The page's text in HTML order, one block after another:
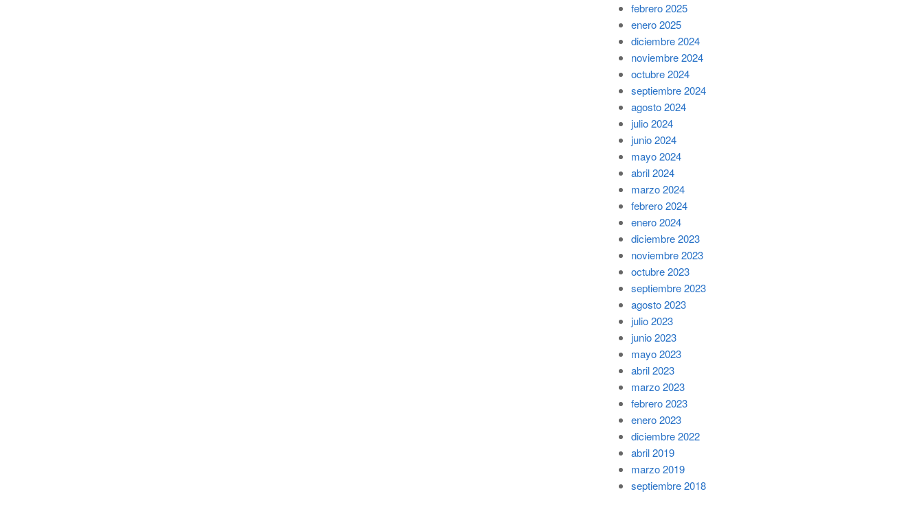
febrero 2025
enero 2025
diciembre 2024
noviembre 2024
octubre 2024
septiembre 2024
agosto 2024
julio 2024
junio 2024
mayo 2024
abril 2024
marzo 2024
febrero 2024
enero 2024
diciembre 2023
noviembre 2023
octubre 2023
septiembre 2023
agosto 2023
julio 2023
junio 2023
mayo 2023
abril 2023
marzo 2023
febrero 2023
enero 2023
diciembre 2022
abril 2019
marzo 2019
septiembre 2018